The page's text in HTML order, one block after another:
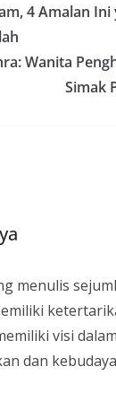
4 Amalan Ini
Wanita
Simak
menulis
visi dalam
dan